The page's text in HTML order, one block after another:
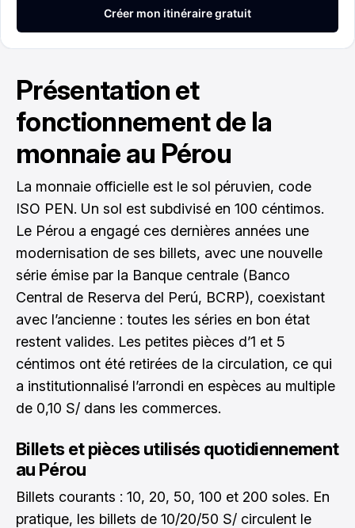
Présentation et
fonctionnement de la
monnaie au Pérou
La monnaie officielle est le sol péruvien, code
ISO PEN. Un sol est subdivisé en 100 céntimos.
Le Pérou a engagé ces dernières années une
modernisation de ses billets, avec une nouvelle
série émise par la Banque centrale (Banco
Central de Reserva del Perú, BCRP), coexistant
avec l’ancienne : toutes les séries en bon état
restent valides. Les petites pièces d’1 et 5
céntimos ont été retirées de la circulation, ce qui
a institutionnalisé l’arrondi en espèces au multiple
de 0,10 S/ dans les commerces.
Billets et pièces utilisés quotidiennement
au Pérou
Billets courants : 10, 20, 50, 100 et 200 soles. En
pratique, les billets de 10/20/50 S/ circulent le